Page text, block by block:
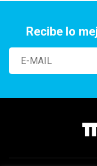
Recibe lo